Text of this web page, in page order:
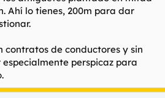
Ahí lo tienes, 200m para dar
contratos de conductores y sin
especialmente perspicaz para